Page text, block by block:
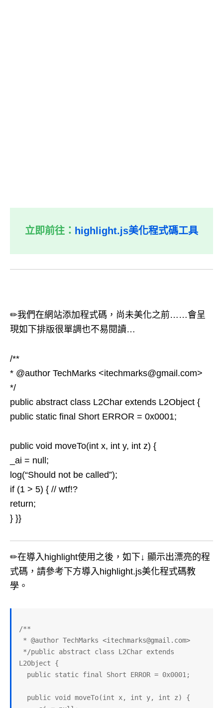
立即前往： highlight.js美化程式碼工具
✏我們在網站添加程式碼，尚未美化之前……會呈
現如下排版很單調也不易閱讀…
/**
* @author TechMarks <itechmarks@gmail.com>
*/
public abstract class L2Char extends L2Object {
public static final Short ERROR = 0x0001;
public void moveTo(int x, int y, int z) {
_ai = null;
log(“Should not be called”);
if (1 > 5) { // wtf!?
return;
} }}
✏在導入highlight使用之後，如下↓ 顯示出漂亮的程
式碼，請參考下方導入highlight.js美化程式碼教
學。
/**
L2Object {